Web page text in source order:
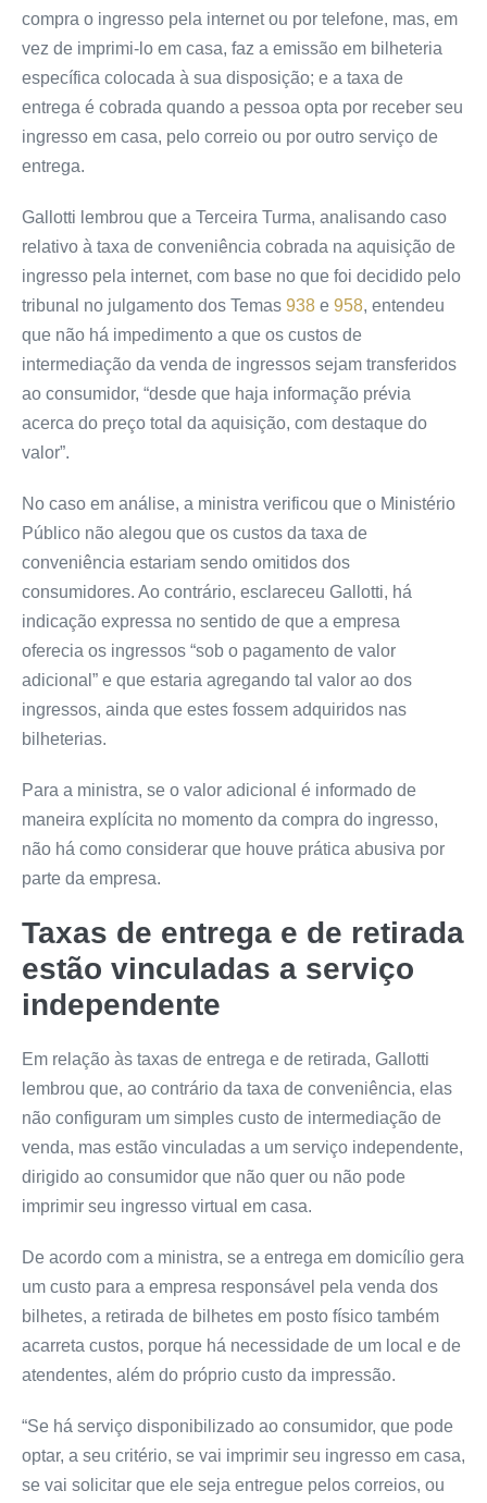
compra o ingresso pela internet ou por telefone, mas, em
vez de imprimi-lo em casa, faz a emissão em bilheteria
específica colocada à sua disposição; e a taxa de
entrega é cobrada quando a pessoa opta por receber seu
ingresso em casa, pelo correio ou por outro serviço de
entrega.
Gallotti lembrou que a Terceira Turma, analisando caso
relativo à taxa de conveniência cobrada na aquisição de
ingresso pela internet, com base no que foi decidido pelo
tribunal no julgamento dos Temas 938 e 958, entendeu
que não há impedimento a que os custos de
intermediação da venda de ingressos sejam transferidos
ao consumidor, “desde que haja informação prévia
acerca do preço total da aquisição, com destaque do
valor”.
No caso em análise, a ministra verificou que o Ministério
Público não alegou que os custos da taxa de
conveniência estariam sendo omitidos dos
consumidores. Ao contrário, esclareceu Gallotti, há
indicação expressa no sentido de que a empresa
oferecia os ingressos “sob o pagamento de valor
adicional” e que estaria agregando tal valor ao dos
ingressos, ainda que estes fossem adquiridos nas
bilheterias.
Para a ministra, se o valor adicional é informado de
maneira explícita no momento da compra do ingresso,
não há como considerar que houve prática abusiva por
parte da empresa.
Taxas de entrega e de retirada
estão vinculadas a serviço
independente
Em relação às taxas de entrega e de retirada, Gallotti
lembrou que, ao contrário da taxa de conveniência, elas
não configuram um simples custo de intermediação de
venda, mas estão vinculadas a um serviço independente,
dirigido ao consumidor que não quer ou não pode
imprimir seu ingresso virtual em casa.
De acordo com a ministra, se a entrega em domicílio gera
um custo para a empresa responsável pela venda dos
bilhetes, a retirada de bilhetes em posto físico também
acarreta custos, porque há necessidade de um local e de
atendentes, além do próprio custo da impressão.
“Se há serviço disponibilizado ao consumidor, que pode
optar, a seu critério, se vai imprimir seu ingresso em casa,
se vai solicitar que ele seja entregue pelos correios, ou